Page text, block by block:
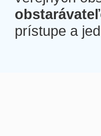
prístupe a